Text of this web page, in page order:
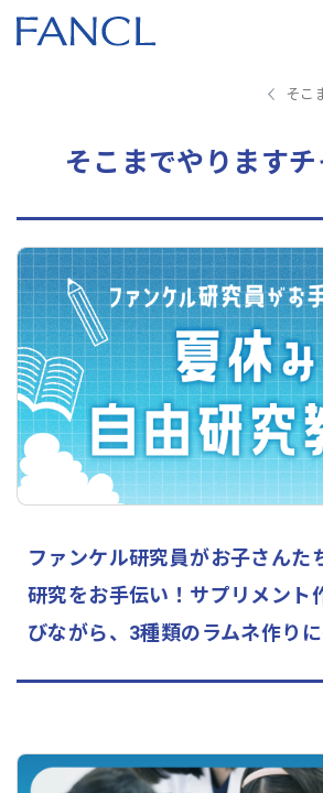
そこ
そこまでやります
ファンケル研究員がお子さんた
研究をお手伝い！サプリメント
びながら、3種類のラムネ作りに